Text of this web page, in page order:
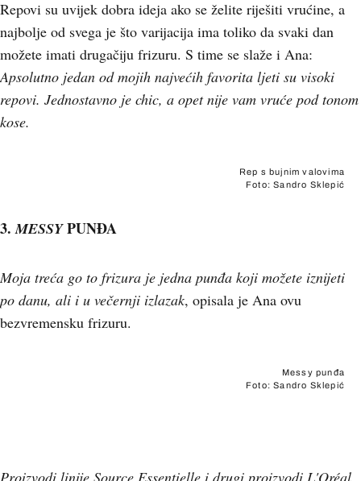
Repovi su uvijek dobra ideja ako se želite riješiti vrućine, a
najbolje od svega je što varijacija ima toliko da svaki dan
možete imati drugačiju frizuru. S time se slaže i Ana:
Apsolutno jedan od mojih najvećih favorita ljeti su visoki
repovi. Jednostavno je chic, a opet nije vam vruće pod tonom
kose.
Rep s bujnim valovima
Foto: Sandro Sklepić
3.MESSYPUNĐA
Moja treća go to frizura je jedna punđa koji možete iznijeti
po danu, ali i u večernji izlazak, opisala je Ana ovu
bezvremensku frizuru.
Messy punđa
Foto: Sandro Sklepić
Proizvodi linije Source Essentielle i drugi proizvodi L'Oréal